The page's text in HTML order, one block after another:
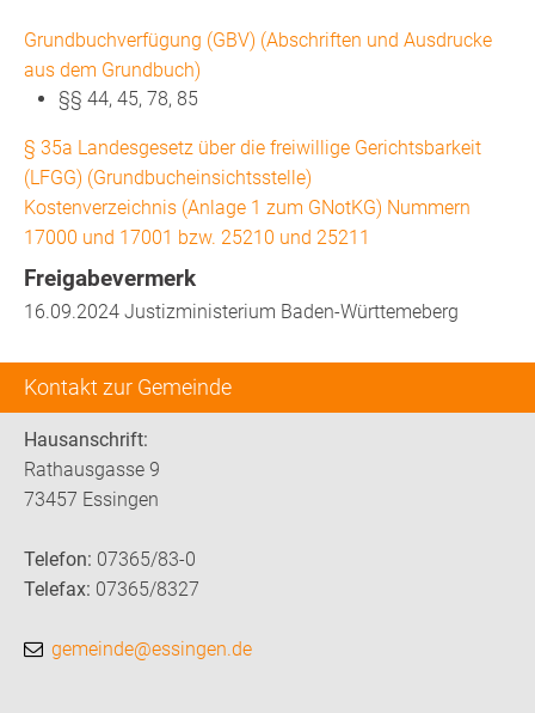
Kontakt zur Gemeinde
Hausanschrift:
Rathausgasse 9
73457 Essingen
Telefon: 07365/83-0
Telefax: 07365/8327
gemeinde@essingen.de
Grundbuchverfügung (GBV) (Abschriften und Ausdrucke
aus dem Grundbuch)
§§ 44, 45, 78, 85
§ 35a Landesgesetz über die freiwillige Gerichtsbarkeit
(LFGG) (Grundbucheinsichtsstelle)
Kostenverzeichnis (Anlage 1 zum GNotKG) Nummern
17000 und 17001 bzw. 25210 und 25211
Freigabevermerk
16.09.2024 Justizministerium Baden-Württemeberg